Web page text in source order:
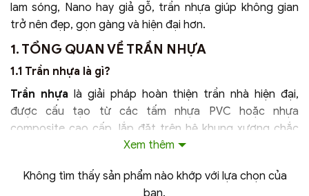
lam sóng, Nano hay giả gỗ, trần nhựa giúp không gian
trở nên đẹp, gọn gàng và hiện đại hơn.
1. TỔNG QUAN VỀ TRẦN NHỰA
1.1 Trần nhựa là gì?
Trần nhựa là giải pháp hoàn thiện trần nhà hiện đại,
được cấu tạo từ các tấm nhựa PVC hoặc nhựa
composite cao cấp, lắp đặt trên hệ khung xương chắc
chắn. Nhờ trọng lượng nhẹ, dễ thi công và tính linh hoạt
cả công trình dân dụng và thương mại.
Xem thêm
Không tìm thấy sản phẩm nào khớp với lựa chọn của
bạn.